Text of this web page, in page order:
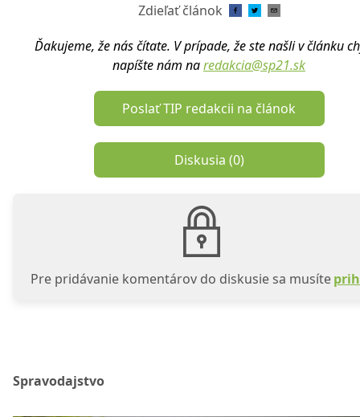
Zdieľať článok
Ďakujeme, že nás čítate. V prípade, že ste našli v článku
napíšte nám naredakcia@sp21.sk
Poslať TIP redakcii na článok
Diskusia (0)
Pre pridávanie komentárov do diskusie sa musíte
Spravodajstvo